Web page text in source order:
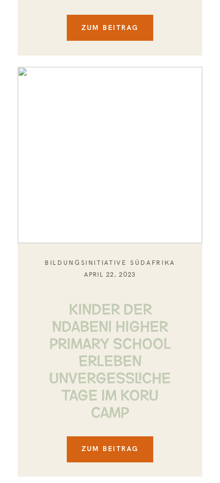
ZUM BEITRAG
BILDUNGSINITIATIVE SÜDAFRIKA
APRIL 22, 2023
Kinder der
Ndabeni Higher
Primary School
erleben
unvergessliche
Tage im Koru
Camp
ZUM BEITRAG